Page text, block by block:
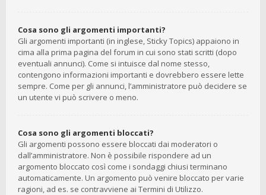
Cosa sono gli argomenti importanti?
Gli argomenti importanti (in inglese, Sticky Topics) appaiono in
cima alla prima pagina del forum in cui sono stati scritti (dopo
eventuali annunci). Come si intuisce dal nome stesso,
contengono informazioni importanti e dovrebbero essere lette
sempre. Come per gli annunci, l’amministratore può decidere se
un utente vi può scrivere o meno.
Cosa sono gli argomenti bloccati?
Gli argomenti possono essere bloccati dai moderatori o
dall’amministratore. Non è possibile rispondere ad un
argomento bloccato così come i sondaggi chiusi terminano
automaticamente. Un argomento può venire bloccato per varie
ragioni, ad es. se contravviene ai Termini di Utilizzo.